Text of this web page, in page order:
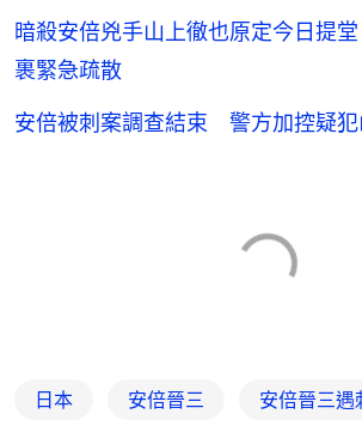
暗殺安倍兇手山上徹也原定今日提
裹緊急疏散
安倍被刺案調查結束 警方加控疑
日本 安倍晉三 安倍晉三遇